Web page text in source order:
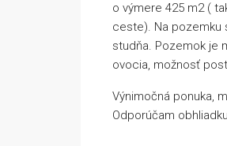
o výmere 425 m2 (
ceste). Na pozemku
studňa. Pozemok je
ovocia, možnosť
Výnimočná ponuka,
Odporúčam